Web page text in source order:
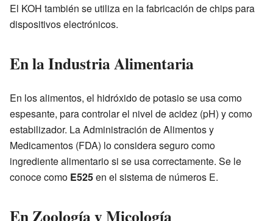
El KOH también se utiliza en la fabricación de chips para
dispositivos electrónicos.
En la Industria Alimentaria
En los alimentos, el hidróxido de potasio se usa como
espesante, para controlar el nivel de acidez (pH) y como
estabilizador. La Administración de Alimentos y
Medicamentos (FDA) lo considera seguro como
ingrediente alimentario si se usa correctamente. Se le
conoce como E525en el sistema de números E.
En Zoología y Micología